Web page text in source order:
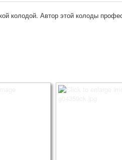
колодой. Автор этой колоды